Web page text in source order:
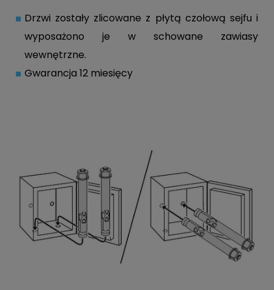
Drzwi zostały zlicowane z płytą czołową sejfu i
wyposażono je w schowane zawiasy
wewnętrzne.
Gwarancja 12 miesięcy